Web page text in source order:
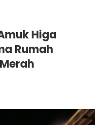
Higa
Rumah